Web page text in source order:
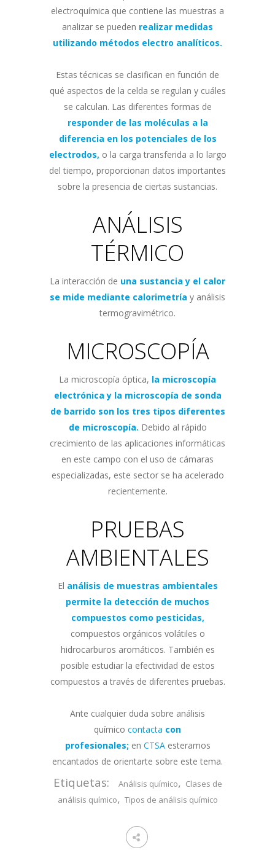
electroquímica que contiene las muestras a
analizar se pueden realizar medidas
utilizando métodos electro analíticos.
Estas técnicas se clasifican en función de
qué aspectos de la celda se regulan y cuáles
se calculan. Las diferentes formas de
responder de las moléculas a la
diferencia en los potenciales de los
electrodos, o la carga transferida a lo largo
del tiempo, proporcionan datos importantes
sobre la presencia de ciertas sustancias.
ANÁLISIS
TÉRMICO
La interacción de una sustancia y el calor
se mide mediante calorimetría y análisis
termogravimétrico.
MICROSCOPÍA
La microscopía óptica, la microscopía
electrónica y la microscopía de sonda
de barrido son los tres tipos diferentes
de microscopía. Debido al rápido
crecimiento de las aplicaciones informáticas
en este campo con el uso de cámaras
especializadas, este sector se ha acelerado
recientemente.
PRUEBAS
AMBIENTALES
El análisis de muestras ambientales
permite la detección de muchos
compuestos como pesticidas,
compuestos orgánicos volátiles o
hidrocarburos aromáticos. También es
posible estudiar la efectividad de estos
compuestos a través de diferentes pruebas.
Ante cualquier duda sobre análisis
químico contacta con
profesionales; en CTSAesteramos
encantados de orientarte sobre este tema.
Etiquetas: Análisis químico, Clases de
análisis químico, Tipos de análisis químico